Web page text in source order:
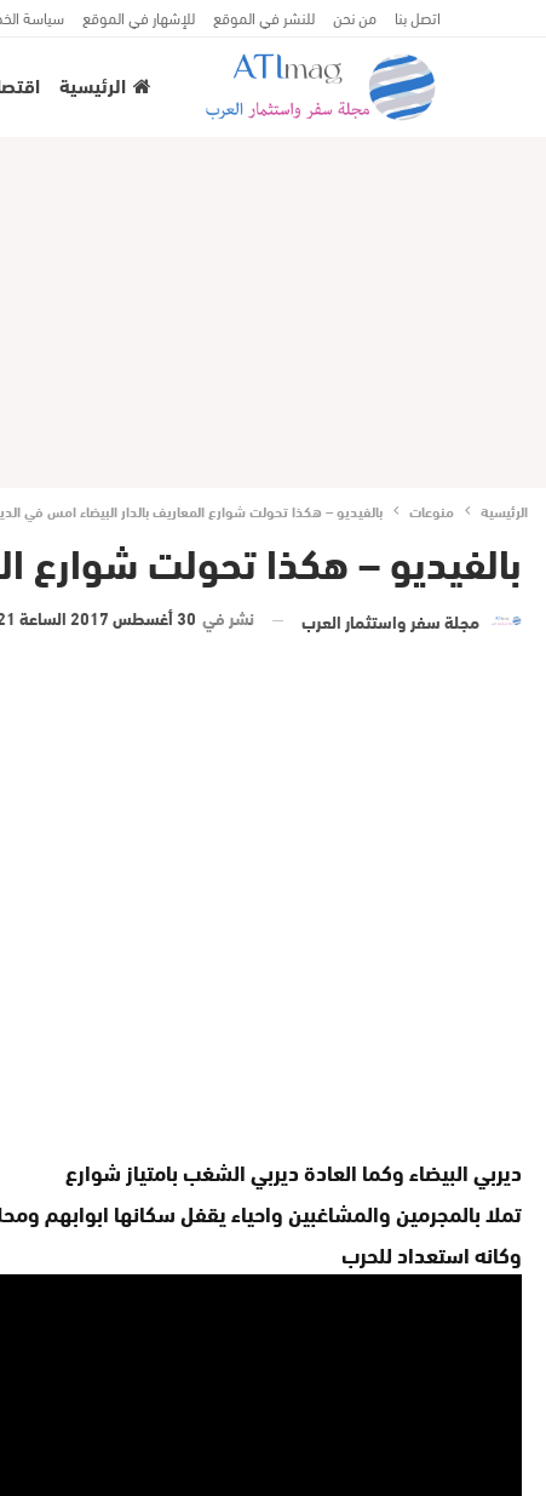
اتصل بنا من نحن للنشر في الموقع للإشهار في الموقع سياسة
الرئيسية
الرئيسية منوعات بالفيديو – هكذا تحولت شوارع المعاريف بالدار البيضاء امس في
بالفيديو – هكذا تحولت شوارع
مجلة سفر واستثمار العرب نشر في 30 أغسطس 2017 الساعة 21 و 10 دقيقة
ديربي البيضاء وكما العادة ديربي الشغب بامتياز شوارع
تملا بالمجرمين والمشاغبين واحياء يقفل سكانها ابوابهم
وكانه استعداد للحرب